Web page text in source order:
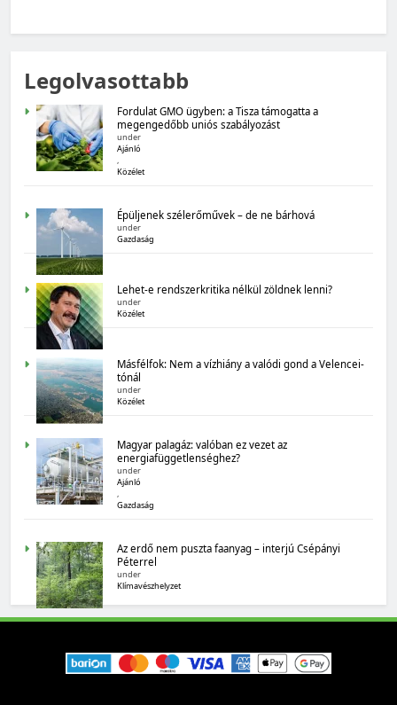
Magyarország számokban: Fogyasztói bizalom,
gazdasági várakozások
MAGYARORSZÁG SZÁMOKBAN
Magyarország számokban: Államadósság
MAGYARORSZÁG SZÁMOKBAN
Magyarország számokban: biogazdálkodás
Legolvasottabb
Fordulat GMO ügyben: a Tisza támogatta a
megengedőbb uniós szabályozást
under
Ajánló
,
Közélet
Épüljenek szélerőművek – de ne bárhová
under
Gazdaság
Lehet-e rendszerkritika nélkül zöldnek lenni?
under
Közélet
Másfélfok: Nem a vízhiány a valódi gond a Velencei-
tónál
under
Közélet
Magyar palagáz: valóban ez vezet az
energiafüggetlenséghez?
under
Ajánló
,
Gazdaság
Az erdő nem puszta faanyag – interjú Csépányi
Péterrel
under
Klímavészhelyzet